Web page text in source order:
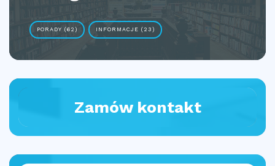
PORADY (62) INFORMACJE (23)
Zamów kontakt